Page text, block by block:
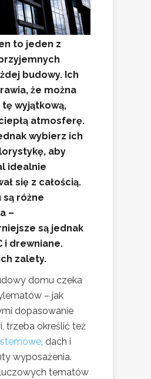
to jeden z
budowy. Ich
że można
wyjątkową,
atmosferę.
wybierz ich
aby
idealnie
się z całością.
są różne
–
są jednak
i drewniane.
zalety.
domu czeka
– jak
dopasowanie
trzeba określić też
, dach i
wyposażenia.
tematów